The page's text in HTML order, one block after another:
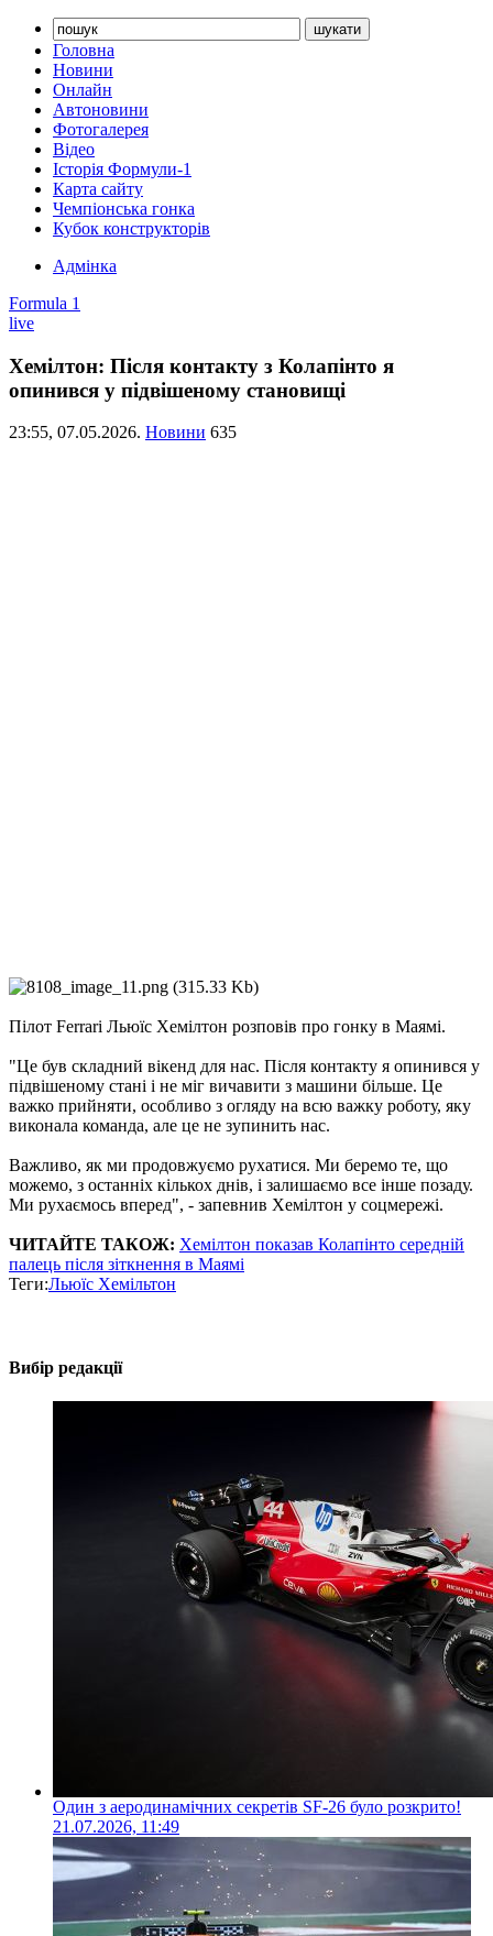
Головна
Новини
Онлайн
Автоновини
Фотогалерея
Відео
Історія Формули-1
Карта сайту
Чемпіонська гонка
Кубок конструкторів
Адмінка
Formula 1
live
Хемілтон: Після контакту з Колапінто я
опинився у підвішеному становищі
23:55, 07.05.2026. Новини 635
Пілот Ferrari Льюїс Хемілтон розповів про гонку в Маямі.
"Це був складний вікенд для нас. Після контакту я опинився у
підвішеному стані і не міг вичавити з машини більше. Це
важко прийняти, особливо з огляду на всю важку роботу, яку
виконала команда, але це не зупинить нас.
Важливо, як ми продовжуємо рухатися. Ми беремо те, що
можемо, з останніх кількох днів, і залишаємо все інше позаду.
Ми рухаємось вперед", - запевнив Хемілтон у соцмережі.
ЧИТАЙТЕ ТАКОЖ: Хемілтон показав Колапінто середній
палець після зіткнення в Маямі
Теги:Льюїс Хемільтон
Вибір редакції
Один з аеродинамічних секретів SF-26 було розкрито!
21.07.2026, 11:49